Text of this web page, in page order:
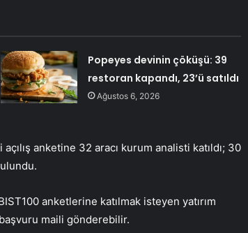
Popeyes devinin çöküşü: 39
restoran kapandı, 23’ü satıldı
Ağustos 6, 2026
anketine 32 aracı kurum analisti katıldı; 30
anketlerine katılmak isteyen yatırım
maili gönderebilir.